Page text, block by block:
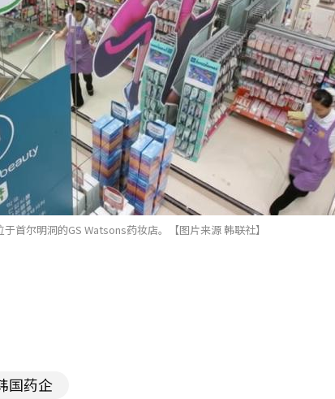
于首尔明洞的GS Watsons药妆店。【图片来源 韩联社】
国药企